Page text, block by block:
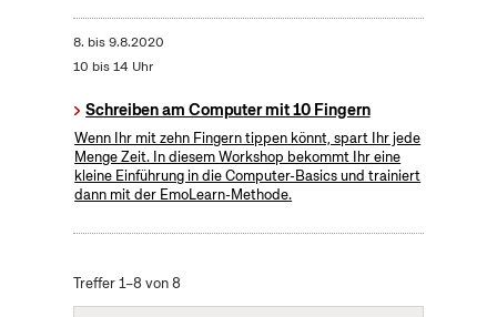
8. bis9.8.2020
10 bis 14 Uhr
Schreiben am Computer mit 10 Fingern
Wenn Ihr mit zehn Fingern tippen könnt, spart Ihr jede
Menge Zeit. In diesem Workshop bekommt Ihr eine
kleine Einführung in die Computer-Basics und trainiert
dann mit der EmoLearn-Methode.
Treffer 1–8 von 8